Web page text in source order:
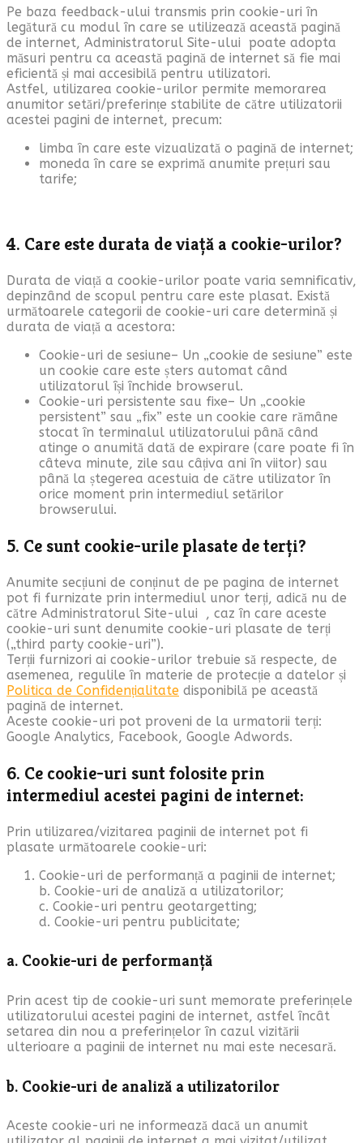
Pe baza feedback-ului transmis prin cookie-uri în
legătură cu modul în care se utilizează această pagină
de internet, Administratorul Site-ului poate adopta
măsuri pentru ca această pagină de internet să fie mai
eficientă și mai accesibilă pentru utilizatori.
Astfel, utilizarea cookie-urilor permite memorarea
anumitor setări/preferințe stabilite de către utilizatorii
acestei pagini de internet, precum:
limba în care este vizualizată o pagină de internet;
moneda în care se exprimă anumite prețuri sau
tarife;
4. Care este durata de viață a cookie-urilor?
Durata de viață a cookie-urilor poate varia semnificativ,
depinzând de scopul pentru care este plasat. Există
următoarele categorii de cookie-uri care determină și
durata de viață a acestora:
Cookie-uri de sesiune– Un „cookie de sesiune” este
un cookie care este șters automat când
utilizatorul își închide browserul.
Cookie-uri persistente sau fixe– Un „cookie
persistent” sau „fix” este un cookie care rămâne
stocat în terminalul utilizatorului până când
atinge o anumită dată de expirare (care poate fi în
câteva minute, zile sau câțiva ani în viitor) sau
până la ștegerea acestuia de către utilizator în
orice moment prin intermediul setărilor
browserului.
5. Ce sunt cookie-urile plasate de terți?
Anumite secțiuni de conținut de pe pagina de internet
pot fi furnizate prin intermediul unor terți, adică nu de
către Administratorul Site-ului , caz în care aceste
cookie-uri sunt denumite cookie-uri plasate de terți
(„third party cookie-uri”).
Terții furnizori ai cookie-urilor trebuie să respecte, de
asemenea, regulile în materie de protecție a datelor și
Politica de Confidențialitate disponibilă pe această
pagină de internet.
Aceste cookie-uri pot proveni de la urmatorii terți:
Google Analytics, Facebook, Google Adwords.
6. Ce cookie-uri sunt folosite prin
intermediul acestei pagini de internet:
Prin utilizarea/vizitarea paginii de internet pot fi
plasate următoarele cookie-uri:
Cookie-uri de performanță a paginii de internet;
b. Cookie-uri de analiză a utilizatorilor;
c. Cookie-uri pentru geotargetting;
d. Cookie-uri pentru publicitate;
a. Cookie-uri de performanță
Prin acest tip de cookie-uri sunt memorate preferințele
utilizatorului acestei pagini de internet, astfel încât
setarea din nou a preferințelor în cazul vizitării
ulterioare a paginii de internet nu mai este necesară.
b. Cookie-uri de analiză a utilizatorilor
Aceste cookie-uri ne informează dacă un anumit